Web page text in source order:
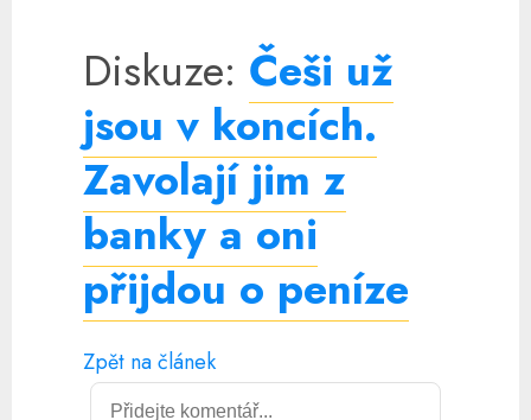
Diskuze: Češi už
jsou v koncích.
Zavolají jim z
banky a oni
přijdou o peníze
Zpět na článek